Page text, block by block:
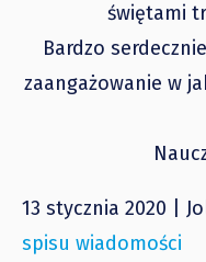
świętami
Bardzo
zaangażowanie w
13 stycznia 2020 |
spisu wiadomości